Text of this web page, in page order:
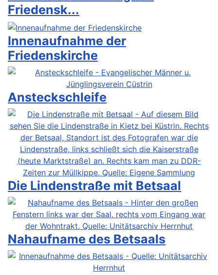
Friedensk...
Innenaufnahme der
Friedenskirche
Ansteckschleife
Die Lindenstraße mit Betsaal
Nahaufname des Betsaals